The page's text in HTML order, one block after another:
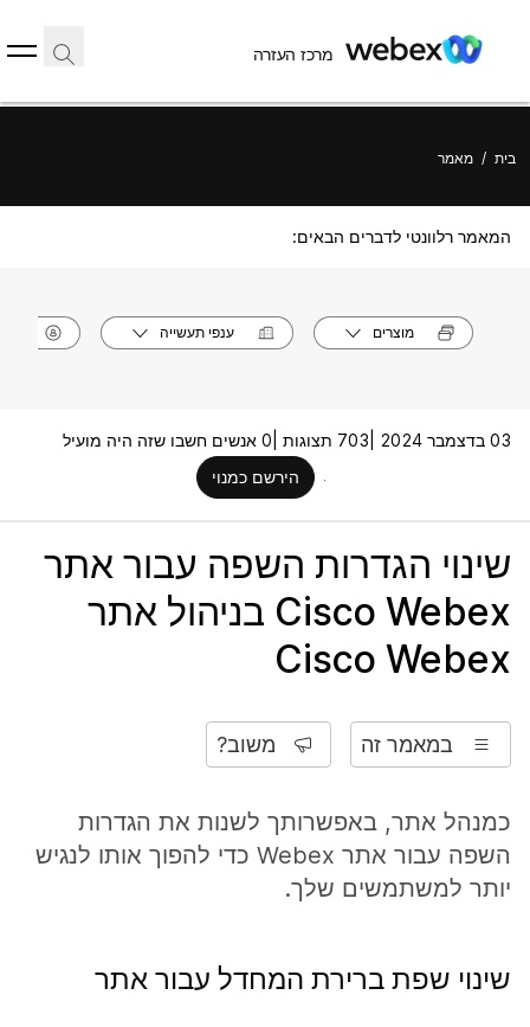
מרכז העזרה
בית / מאמר
המאמר רלוונטי לדברים הבאים:
מוצרים ענפי תעשייה
03 בדצמבר 2024 | 703 תצוגות |
0 אנשים חשבו שזה היה מועיל
הירשם כמנוי
שינוי הגדרות השפה עבור אתר
Cisco Webex בניהול אתר
Cisco Webex
במאמר זה משוב?
כמנהל אתר, באפשרותך לשנות את הגדרות
השפה עבור אתר Webex כדי להפוך אותו לנגיש
יותר למשתמשים שלך.
שינוי שפת ברירת המחדל עבור אתר